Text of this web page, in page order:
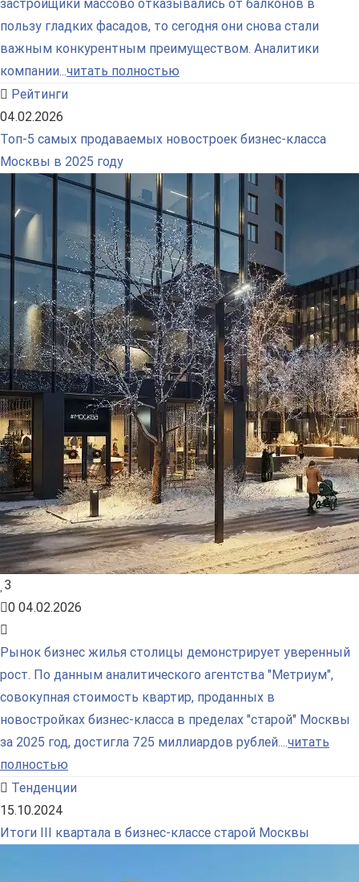
застройщики массово отказывались от балконов в
пользу гладких фасадов, то сегодня они снова стали
важным конкурентным преимуществом. Аналитики
компании...читать полностью
Рейтинги
04.02.2026
Топ-5 самых продаваемых новостроек бизнес-класса
Москвы в 2025 году
3
0 04.02.2026
Рынок бизнес жилья столицы демонстрирует уверенный
рост. По данным аналитического агентства "Метриум",
совокупная стоимость квартир, проданных в
новостройках бизнес-класса в пределах "старой" Москвы
за 2025 год, достигла 725 миллиардов рублей....читать
полностью
Тенденции
15.10.2024
Итоги III квартала в бизнес-классе старой Москвы